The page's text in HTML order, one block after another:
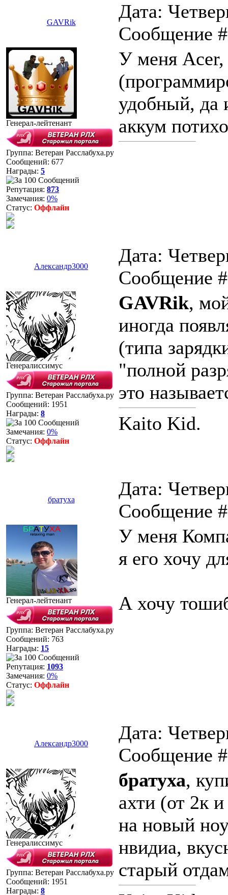
GAVRik
Дата:
Сообщение
Генерал-лейтенант
Группа: Ветеран Расслабуха.ру
Сообщений: 677
Награды: 5
Репутация: 873
Замечания: 0%
Статус: Оффлайн
У меня Acer,
удобный, да
аккум
Александр3000
Дата:
Сообщение
Генералиссимус
Группа: Ветеран Расслабуха.ру
Сообщений: 1951
Награды: 8
Замечания: 0%
Статус: Оффлайн
GAVRik,
иногда
(типа
"полной
это
Kaito Kid.
братуха
Дата:
Сообщение
Генерал-лейтенант
Группа: Ветеран Расслабуха.ру
Сообщений: 763
Награды: 15
Репутация: 1093
Замечания: 0%
Статус: Оффлайн
У меня
я его хочу
А хочу
Александр3000
Дата:
Сообщение
Генералиссимус
Группа: Ветеран Расслабуха.ру
Сообщений: 1951
Награды: 8
братуха,
ахти (от 2к
на новый
нвидиа,
старый